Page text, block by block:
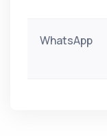
WhatsApp